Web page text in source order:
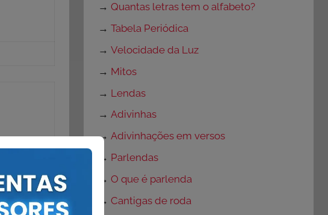
→Quantas letras tem o alfabeto?
→Tabela Periódica
→Velocidade da Luz
→ Mitos
→ Lendas
→Adivinhas
→Adivinhações em versos
→ Parlendas
→O que é parlenda
→Cantigas de roda